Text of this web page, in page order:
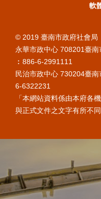
軟
© 2019 臺南市政府社會
永華市政中心 708201臺
︰886-6-2991111
民治市政中心 730204臺
6-6322231
「本網站資料係由本府各
與正式文件之文字有所不